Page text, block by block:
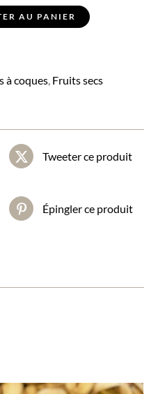
AU PANIER
à coques, Fruits secs
Tweeter ce produit
Épingler ce produit